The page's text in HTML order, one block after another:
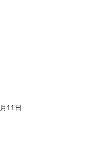
月11日